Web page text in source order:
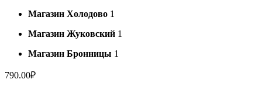
Магазин Холодово 1
Магазин Жуковский 1
Магазин Бронницы 1
790.00₽